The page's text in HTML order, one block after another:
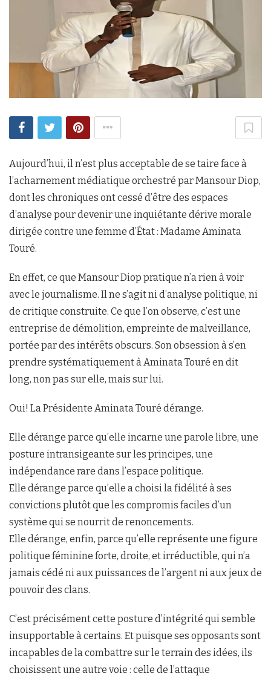
Aujourd’hui, il n’est plus acceptable de se taire face à
l’acharnement médiatique orchestré par Mansour Diop,
dont les chroniques ont cessé d’être des espaces
d’analyse pour devenir une inquiétante dérive morale
dirigée contre une femme d’État : Madame Aminata
Touré.
En effet, ce que Mansour Diop pratique n’a rien à voir
avec le journalisme. Il ne s’agit ni d’analyse politique, ni
de critique construite. Ce que l’on observe, c’est une
entreprise de démolition, empreinte de malveillance,
portée par des intérêts obscurs. Son obsession à s’en
prendre systématiquement à Aminata Touré en dit
long, non pas sur elle, mais sur lui.
Oui! La Présidente Aminata Touré dérange.
Elle dérange parce qu’elle incarne une parole libre, une
posture intransigeante sur les principes, une
indépendance rare dans l’espace politique.
Elle dérange parce qu’elle a choisi la fidélité à ses
convictions plutôt que les compromis faciles d’un
système qui se nourrit de renoncements.
Elle dérange, enfin, parce qu’elle représente une figure
politique féminine forte, droite, et irréductible, qui n’a
jamais cédé ni aux puissances de l’argent ni aux jeux de
pouvoir des clans.
C’est précisément cette posture d’intégrité qui semble
insupportable à certains. Et puisque ses opposants sont
incapables de la combattre sur le terrain des idées, ils
choisissent une autre voie : celle de l’attaque